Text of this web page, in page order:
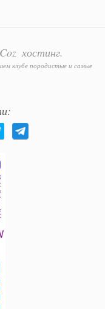
хостинг.
клубе породистые и самые